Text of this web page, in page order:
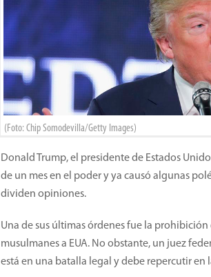
(Foto: Chip Somodevilla/Getty Images)
Donald Trump, el presidente de Estados
de un mes en el poder y ya causó algunas
dividen opiniones.
Una de sus últimas órdenes fue la
musulmanes a EUA. No obstante, un juez
está en una batalla legal y debe repercutir en